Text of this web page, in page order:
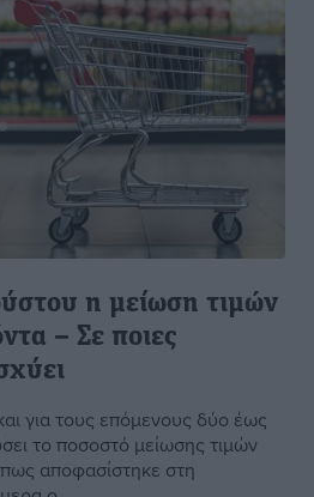
η μείωση τιμών
– Σε ποιες
για τους επόμενους δύο έως
το ποσοστό μείωσης τιμών
αποφασίστηκε στη